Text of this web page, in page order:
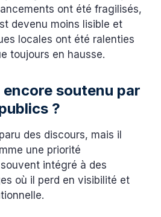
ont été fragilisés,
devenu moins lisible et
locales ont été ralenties
toujours en hausse.
soutenu par
?
des discours, mais il
une priorité
intégré à des
où il perd en visibilité et